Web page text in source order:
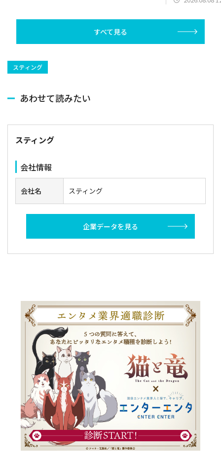
すべて見る
スティング
あわせて読みたい
スティング
会社情報
会社名 スティング
企業データを見る